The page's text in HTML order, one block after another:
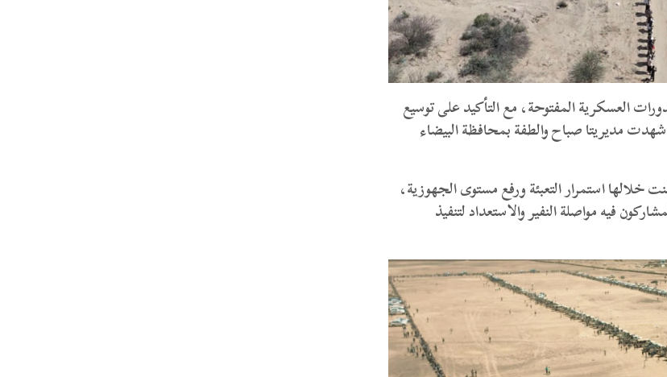
العسكرية المفتوحة، مع التأكيد على توسيع
مديريتا صباح والطفة بمحافظة البيضاء
استمرار التعبئة ورفع مستوى الجهوزية،
فيه مواصلة النفير والاستعداد لتنفيذ